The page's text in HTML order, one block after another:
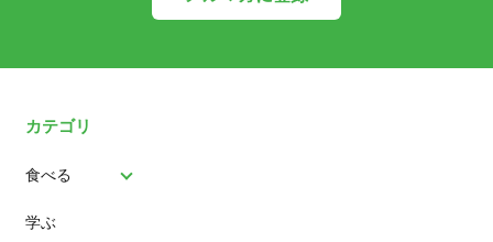
カテゴリ
食べる
パン
学ぶ